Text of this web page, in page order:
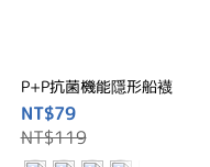
P+P抗菌機能隱形船襪
NT$79
NT$119